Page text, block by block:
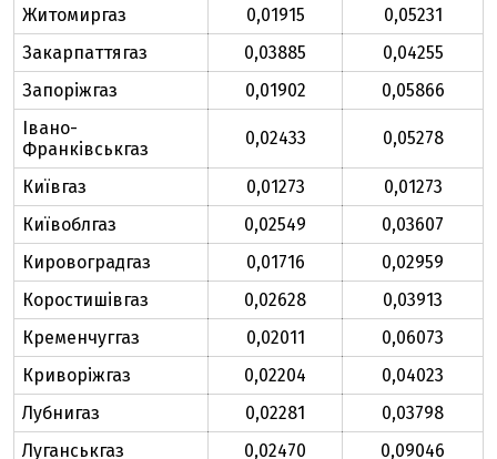
Житомиргаз
0,01915
0,05231
Закарпаттягаз
0,03885
0,04255
Запоріжгаз
0,01902
0,05866
Івано-
Франківськгаз
0,02433 0,05278
Київгаз 0,01273
0,01273
Київоблгаз
0,02549
0,03607
Кировоградгаз
0,01716
0,02959
Коростишівгаз
0,02628
0,03913
Кременчуггаз
0,02011
0,06073
Криворіжгаз
0,02204
0,04023
Лубнигаз
0,02281
0,03798
Луганськгаз
0,02470 0,09046